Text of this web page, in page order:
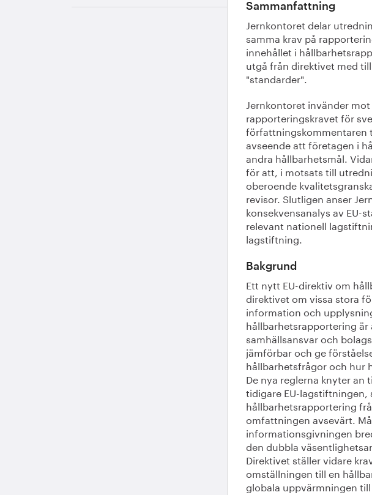
Sammanfattning
Jernkontoret delar
samma krav på
innehållet i
utgå från direktivet med
"standarder".
Jernkontoret invänder
rapporteringskravet för
författningskommentaren
avseende att företagen i
andra hållbarhetsmål.
för att, i motsats till
oberoende
revisor. Slutligen anser
konsekvensanalys av EU-
relevant nationell
lagstiftning.
Bakgrund
Ett nytt EU-direktiv om
direktivet om vissa stora
information och
hållbarhetsrapportering
samhällsansvar och
jämförbar och ge
hållbarhetsfrågor och hur
De nya reglerna knyter an
tidigare EU-
hållbarhetsrapportering
omfattningen avsevärt.
informationsgivningen
den dubbla
Direktivet ställer vidare
omställningen till en
globala uppvärmningen till